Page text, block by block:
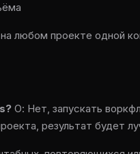
любом проекте одной
О: Нет, запускать
результат будет